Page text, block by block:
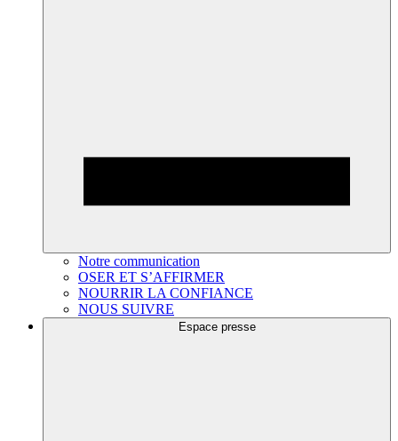
Notre communication
OSER ET S’AFFIRMER
NOURRIR LA CONFIANCE
NOUS SUIVRE
Espace presse